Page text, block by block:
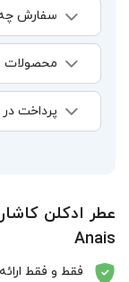
Anais
فقط و فقط
سفارش
محصولات
پرداخت